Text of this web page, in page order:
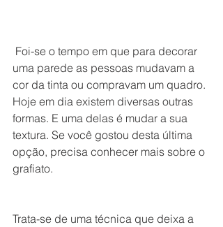
uma parede as pessoas mudavam a
cor da tinta ou compravam um quadro.
Hoje em dia existem diversas outras
formas. E uma delas é mudar a sua
textura. Se você gostou desta última
opção, precisa conhecer mais sobre o
grafiato.
Trata-se de uma técnica que deixa a